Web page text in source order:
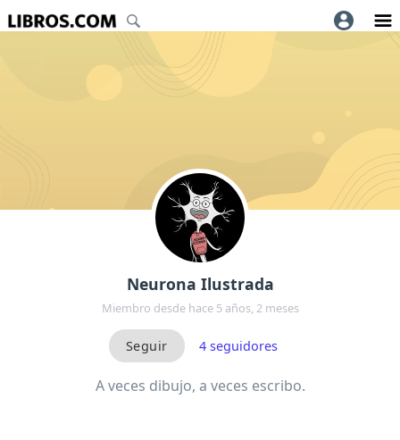
Neurona Ilustrada
Miembro desde hace 5 años, 2 meses
4seguidores
A veces dibujo, a veces escribo.